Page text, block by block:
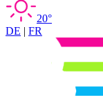
20°
DE | FR